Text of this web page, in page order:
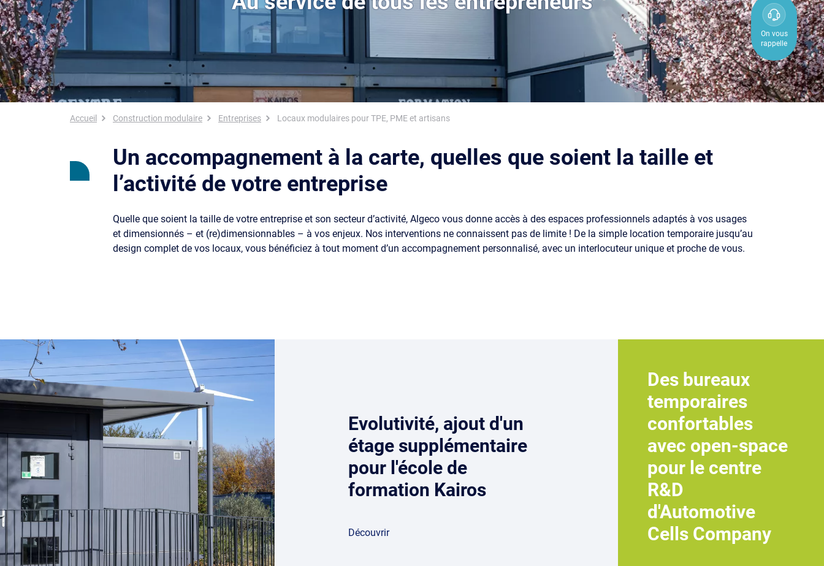
0800
850
800
On vous
rappelle
Fil d'Ariane
Accueil Construction modulaire Entreprises Locaux modulaires pour TPE, PME et artisans
Un accompagnement à la carte, quelles que soient la taille et
l’activité de votre entreprise
Quelle que soient la taille de votre entreprise et son secteur d’activité, Algeco vous donne accès à des espaces professionnels adaptés à vos usages
et dimensionnés – et (re)dimensionnables – à vos enjeux. Nos interventions ne connaissent pas de limite ! De la simple location temporaire jusqu’au
design complet de vos locaux, vous bénéficiez à tout moment d’un accompagnement personnalisé, avec un interlocuteur unique et proche de vous.
Evolutivité, ajout d'un
étage supplémentaire
pour l'école de
formation Kairos
Découvrir
Des bureaux
temporaires
confortables
avec open-space
pour le centre
R&D
d'Automotive
Cells Company